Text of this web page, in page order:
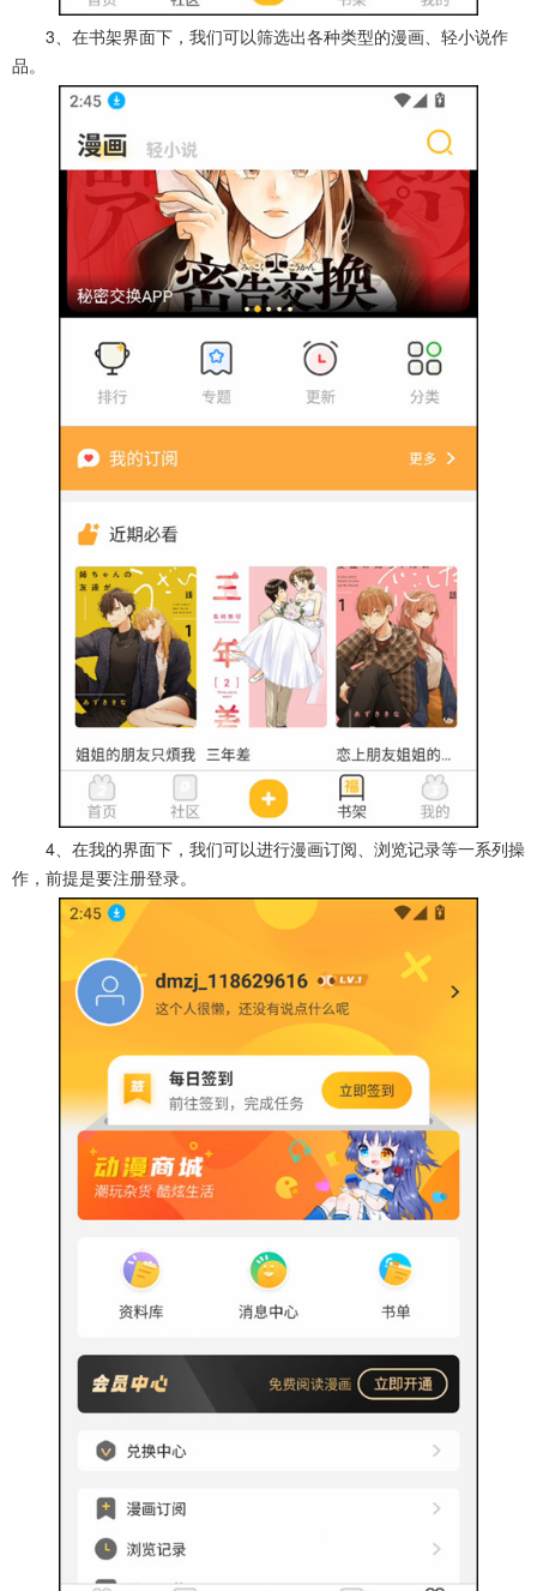
3、在书架界面下，我们可以筛选出各种类型的漫画、轻小说作
品。
4、在我的界面下，我们可以进行漫画订阅、浏览记录等一系列操
作，前提是要注册登录。